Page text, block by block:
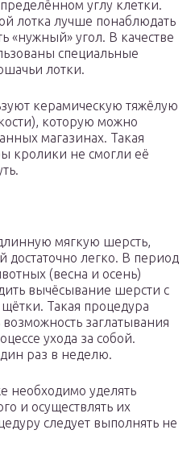
углу клетки.
лотка лучше понаблюдать
«нужный» угол. В качестве
специальные
лотки.
керамическую тяжёлую
которую можно
магазинах. Такая
кролики не смогли её
мягкую шерсть,
достаточно легко. В период
(весна и осень)
вычёсывание шерсти с
Такая процедура
заглатывания
ухода за собой.
раз в неделю.
необходимо уделять
и осуществлять их
следует выполнять не